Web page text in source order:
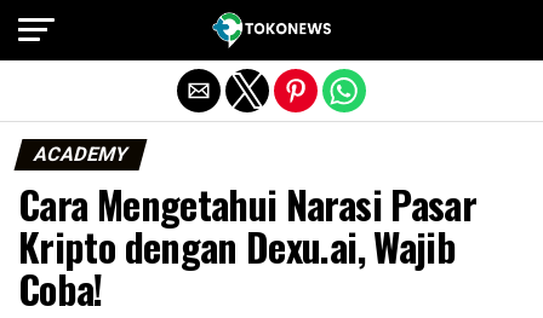
ACADEMY
Cara Mengetahui Narasi Pasar
Kripto dengan Dexu.ai, Wajib
Coba!
Exit mobile version